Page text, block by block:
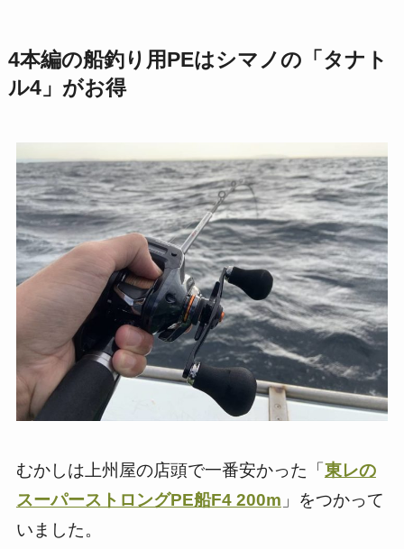
4本編の船釣り用PEはシマノの「タナト
ル4」がお得
むかしは上州屋の店頭で一番安かった「 東レの
スーパーストロングPE船F4 200m 」をつかって
いました。